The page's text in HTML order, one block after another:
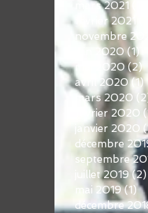
mars 2021
février 2021
novembre
juin 2020 (1)1
mai 2020 (2)
avril 2020 (1)
mars 2020
février 2020
janvier 2020
décembre
septembre
juillet 2019 (2)
mai 2019 (1)1
décembre